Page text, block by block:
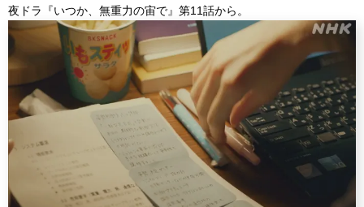
夜ドラ『いつか、無重力の宙で』第11話から。